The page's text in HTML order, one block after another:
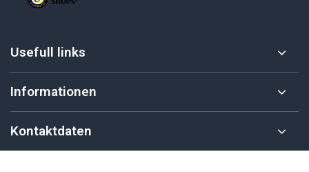
Usefull links
Informationen
Kontaktdaten